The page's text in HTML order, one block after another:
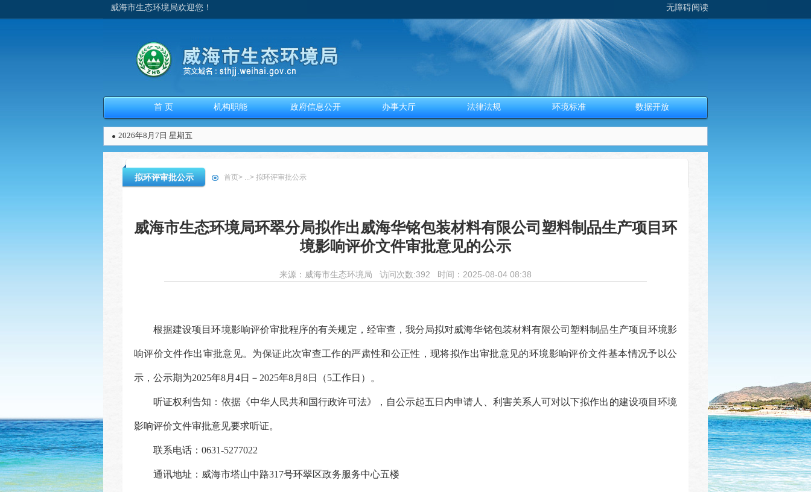
威海市生态环境局欢迎您！ 无障碍阅读
首 页 机构职能 政府信息公开 办事大厅 法律法规 环境标准 数据开放
2026年8月7日 星期五
拟环评审批公示 首页> ...> 拟环评审批公示
威海市生态环境局环翠分局拟作出威海华铭包装材料有限公司塑料制品生产项目环
境影响评价文件审批意见的公示
来源： 威海市生态环境局 访问次数:392 时间：2025-08-04 08:38
根据建设项目环境影响评价审批程序的有关规定，经审查，我分局拟对威海华铭包装材料有限公司塑料制品生产项目 环境影
响评价文件作出审批意见。为保证此次审查工作的严肃性和公正性，现将拟作出审批意见的环境影响评价文件基本情况予以公
示，公示期为2025年8月 4日－ 2025年8月 8日（5工作日） 。
听证权利告知：依据《中华人民共和国行政许可法》，自公示起五日内申请人、利害关系人可对以下拟作出的建设项目环境
影响评价文件审批意见要求听证。
联系电话： 0631-5277022
通讯地址：威海市塔山中路317号环翠区政务服务中心五楼